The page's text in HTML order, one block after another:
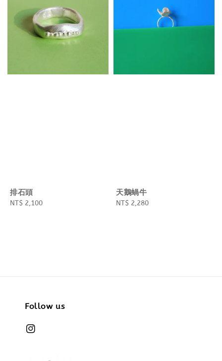
排石頭
Regular
NT$ 2,100
天鵝蝸牛
Regular
NT$ 2,280
Follow us